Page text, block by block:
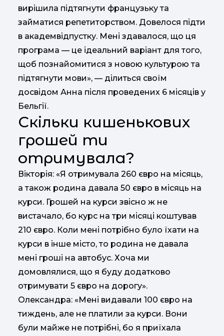
вирішила підтягнути французьку та
займатися репетиторством. Довелося підти
в академвідпустку. Мені здавалося, що ця
програма — це ідеальний варіант для того,
щоб познайомитися з новою культурою та
підтягнути мови», — ділиться своїм
досвідом Анна після проведених 6 місяців у
Бельгії.
Скільки кишенькових
грошей ти
отримувала?
Вікторія: «Я отримувала 260 євро на місяць,
а також родина давала 50 євро в місяць на
курси. Грошей на курси звісно ж не
вистачало, бо курс на три місяці коштував
210 євро. Коли мені потрібно було їхати на
курси в інше місто, то родина не давала
мені гроші на автобус. Хоча ми
домовлялися, що я буду додатково
отримувати 5 євро на дорогу».
Олександра: «Мені видавали 100 євро на
тиждень, але не платили за курси. Вони
були майже не потрібні, бо я приїхала